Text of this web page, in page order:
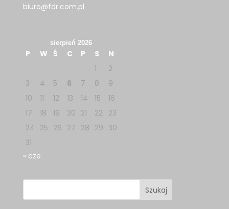
biuro@fdr.com.pl
sierpień 2026
P W Ś C P S
N
1
2
3
4 5 6 7 8
9
10
11 12 13 14 15
16
17
18 19 20 21 22
23
24 25 26 27 28 29 30
31
« cze